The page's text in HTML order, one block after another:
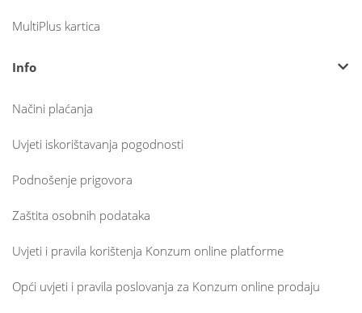
MultiPlus kartica
Info
Načini plaćanja
Uvjeti iskorištavanja pogodnosti
Podnošenje prigovora
Zaštita osobnih podataka
Uvjeti i pravila korištenja Konzum online platforme
Opći uvjeti i pravila poslovanja za Konzum online prodaju